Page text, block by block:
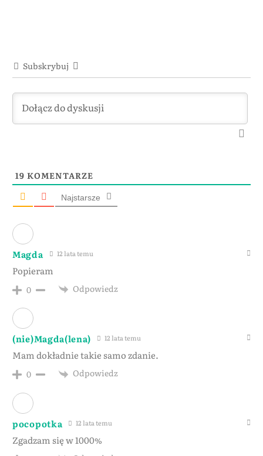
Subskrybuj
19 KOMENTARZE
Najstarsze
Magda 12 lata temu
Popieram
0 Odpowiedz
(nie)Magda(lena) 12 lata temu
Mam dokładnie takie samo zdanie.
0 Odpowiedz
pocopotka 12 lata temu
Zgadzam się w 1000%